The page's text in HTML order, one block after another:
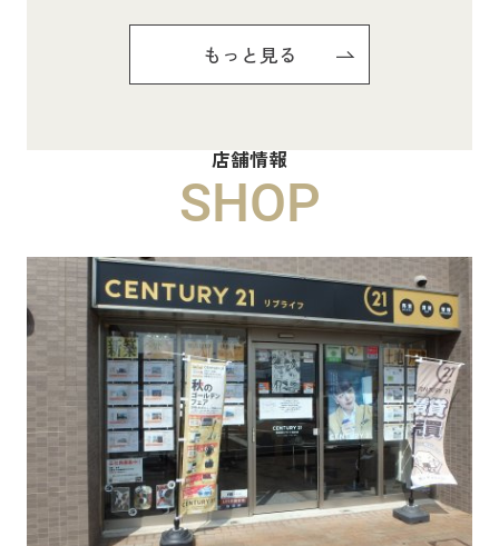
Pure Ryuju Ⅱ101
ハイムメゾン白鳥台201
6.5万円
物件詳細へ
ハイムレトア飾東A103
7.4万円
物件詳細へ
2026.06.29
もっと見る
店舗情報
SHOP